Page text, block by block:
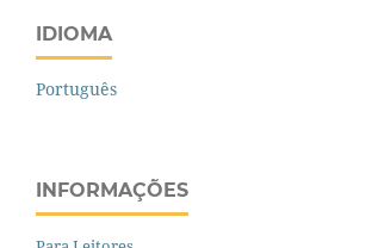
IDIOMA
Português
INFORMAÇÕES